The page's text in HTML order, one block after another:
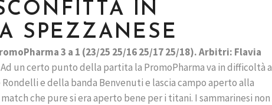
IN
SPEZZANESE
3 a 1 (23/25 25/16 25/17 25/18). Arbitri: Flavia
Ad un certo punto della partita la PromoPharma va in difficoltà a
e della banda Benvenuti e lascia campo aperto alla
che pure si era aperto bene per i titani. I sammarinesi non